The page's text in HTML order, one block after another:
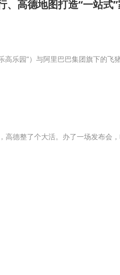
高德地图打造“一站式
乐园”）与阿里巴巴集团旗下的飞
德整了个大活。办了一场发布会